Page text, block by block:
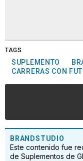
TAGS
SUPLEMENTO
CARRERAS CON
BRANDSTUDIO
Este contenido fue
de Suplementos de